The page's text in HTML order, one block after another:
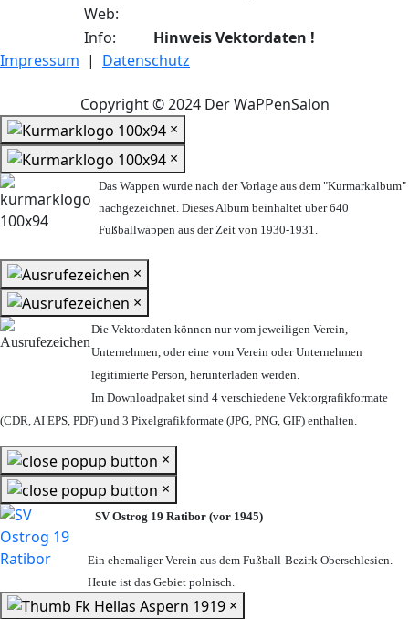
Web:
Info:
Hinweis Vektordaten !
Impressum | Datenschutz
Copyright © 2024 Der WaPPenSalon
×
×
Das Wappen wurde nach der Vorlage aus dem "Kurmarkalbum"
nachgezeichnet. Dieses Album beinhaltet über 640
Fußballwappen aus der Zeit von 1930-1931.
×
×
Die Vektordaten können nur vom jeweiligen Verein,
Unternehmen, oder eine vom Verein oder Unternehmen
legitimierte Person, herunterladen werden.
Im Downloadpaket sind 4 verschiedene Vektorgrafikformate
(CDR, AI EPS, PDF) und 3 Pixelgrafikformate (JPG, PNG, GIF) enthalten.
×
×
SV Ostrog 19 Ratibor (vor 1945)
Ein ehemaliger Verein aus dem Fußball-Bezirk Oberschlesien.
Heute ist das Gebiet polnisch.
×